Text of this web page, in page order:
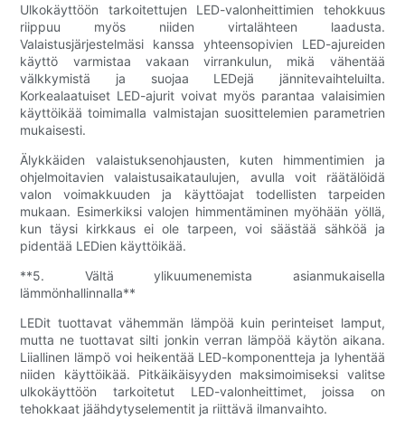
Ulkokäyttöön tarkoitettujen LED-valonheittimien tehokkuus
riippuu myös niiden virtalähteen laadusta.
Valaistusjärjestelmäsi kanssa yhteensopivien LED-ajureiden
käyttö varmistaa vakaan virrankulun, mikä vähentää
välkkymistä ja suojaa LEDejä jännitevaihteluilta.
Korkealaatuiset LED-ajurit voivat myös parantaa valaisimien
käyttöikää toimimalla valmistajan suosittelemien parametrien
mukaisesti.
Älykkäiden valaistuksenohjausten, kuten himmentimien ja
ohjelmoitavien valaistusaikataulujen, avulla voit räätälöidä
valon voimakkuuden ja käyttöajat todellisten tarpeiden
mukaan. Esimerkiksi valojen himmentäminen myöhään yöllä,
kun täysi kirkkaus ei ole tarpeen, voi säästää sähköä ja
pidentää LEDien käyttöikää.
**5. Vältä ylikuumenemista asianmukaisella
lämmönhallinnalla**
LEDit tuottavat vähemmän lämpöä kuin perinteiset lamput,
mutta ne tuottavat silti jonkin verran lämpöä käytön aikana.
Liiallinen lämpö voi heikentää LED-komponentteja ja lyhentää
niiden käyttöikää. Pitkäikäisyyden maksimoimiseksi valitse
ulkokäyttöön tarkoitetut LED-valonheittimet, joissa on
tehokkaat jäähdytyselementit ja riittävä ilmanvaihto.